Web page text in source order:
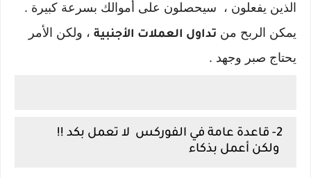
الذين يفعلون ، سيحصلون على أموالك بسرعة كبيرة .
يمكن الربح من تداول العملات الأجنبية ، ولكن الأمر
يحتاج صبر وجهد .
2- قاعدة عامة في الفوركس لا تعمل بكد !!
ولكن أعمل بذكاء